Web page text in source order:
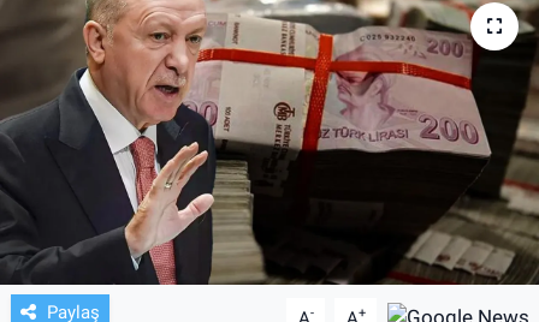
Paylaş - +
TV VE SİNEMA
BASKETBOL
SAĞLIK
GENEL
KÜLTÜR SANAT